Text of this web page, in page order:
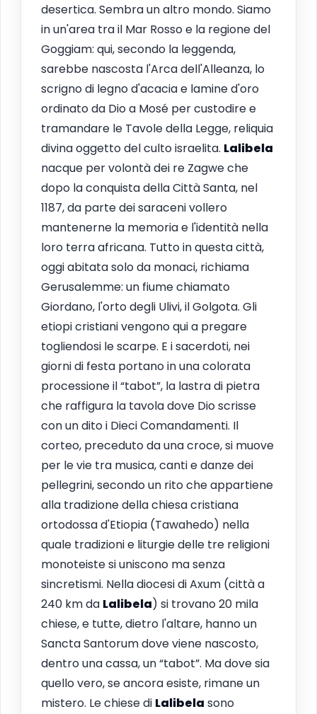
desertica. Sembra un altro mondo. Siamo
in un'area tra il Mar Rosso e la regione del
Goggiam: qui, secondo la leggenda,
sarebbe nascosta l'Arca dell'Alleanza, lo
scrigno di legno d'acacia e lamine d'oro
ordinato da Dio a Mosé per custodire e
tramandare le Tavole della Legge, reliquia
divina oggetto del culto israelita. Lalibela
nacque per volontà dei re Zagwe che
dopo la conquista della Città Santa, nel
1187, da parte dei saraceni vollero
mantenerne la memoria e l'identità nella
loro terra africana. Tutto in questa città,
oggi abitata solo da monaci, richiama
Gerusalemme: un fiume chiamato
Giordano, l'orto degli Ulivi, il Golgota. Gli
etiopi cristiani vengono qui a pregare
togliendosi le scarpe. E i sacerdoti, nei
giorni di festa portano in una colorata
processione il “tabot”, la lastra di pietra
che raffigura la tavola dove Dio scrisse
con un dito i Dieci Comandamenti. Il
corteo, preceduto da una croce, si muove
per le vie tra musica, canti e danze dei
pellegrini, secondo un rito che appartiene
alla tradizione della chiesa cristiana
ortodossa d'Etiopia (Tawahedo) nella
quale tradizioni e liturgie delle tre religioni
monoteiste si uniscono ma senza
sincretismi. Nella diocesi di Axum (città a
240 km da Lalibela) si trovano 20 mila
chiese, e tutte, dietro l'altare, hanno un
Sancta Santorum dove viene nascosto,
dentro una cassa, un “tabot”. Ma dove sia
quello vero, se ancora esiste, rimane un
mistero. Le chiese di Lalibela sono